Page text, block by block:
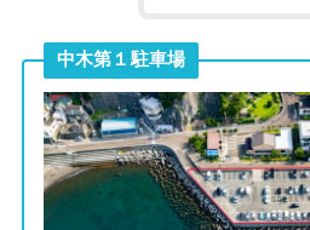
中木第１駐車場